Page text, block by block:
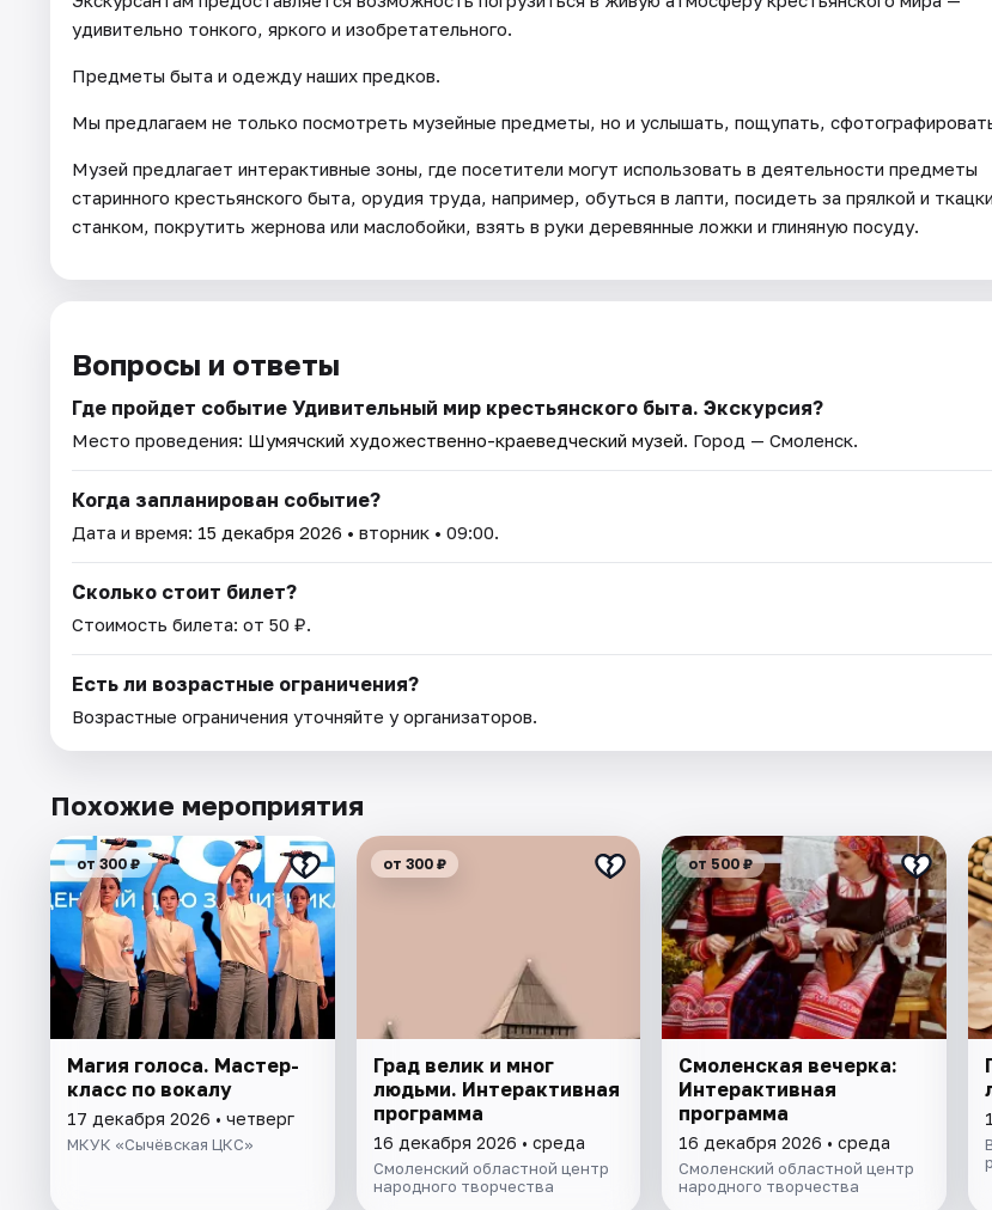
удивительно тонкого, яркого и изобретательного.
Предметы быта и одежду наших предков.
Мы предлагаем не только посмотреть музейные предметы, но и услышать, пощупать,
Музей предлагает интерактивные зоны, где посетители могут использовать в деятельности предметы
старинного крестьянского быта, орудия труда, например, обуться в лапти, посидеть за прялкой и
станком, покрутить жернова или маслобойки, взять в руки деревянные ложки и глиняную посуду.
Вопросы и ответы
Где пройдет событие Удивительный мир крестьянского быта. Экскурсия?
Место проведения: Шумячский художественно-краеведческий музей. Город — Смоленск.
Когда запланирован событие?
Дата и время: 15 декабря 2026 • вторник • 09:00.
Сколько стоит билет?
Стоимость билета: от 50 ₽.
Есть ли возрастные ограничения?
Возрастные ограничения уточняйте у организаторов.
Похожие мероприятия
от 300 ₽
Магия голоса. Мастер-
класс по вокалу
17 декабря 2026 • четверг
МКУК «Сычёвская ЦКС»
от 300 ₽
Град велик и мног
людьми. Интерактивная
программа
16 декабря 2026 • среда
Смоленский областной центр
народного творчества
от 500 ₽
Смоленская вечерка:
Интерактивная
программа
16 декабря 2026 • среда
Смоленский областной центр
народного творчества